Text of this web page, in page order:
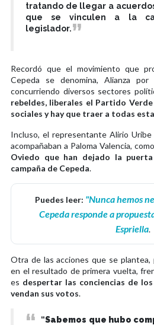
tratando de llegar a
que se vinculen a la
legislador.
Recordó que el movimiento que
Cepeda se denomina, Alianza
concurriendo diversos sectores
rebeldes, liberales el Partido
sociales y hay que traer a todas
Incluso, el representante Alirio
acompañaban a Paloma Valencia,
Oviedo que han dejado la
campaña de Cepeda.
Puedes leer: "Nunca hemos
Cepeda responde a
Espriella.
Otra de las acciones que se plantea,
en el resultado de primera vuelta,
es despertar las conciencias de
vendan sus votos.
“Sabemos que hubo